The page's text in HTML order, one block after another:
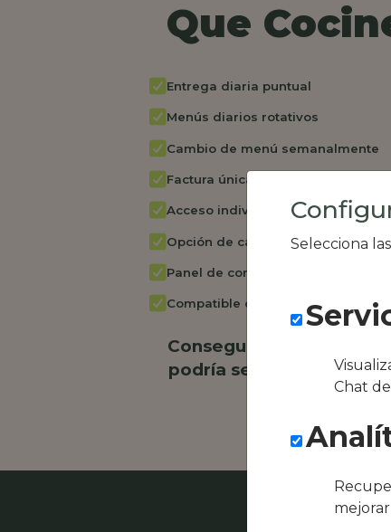
Que
Entrega diaria puntual
Menús diarios rotativos
Cambio de menú semanalmente
Factura única
Acceso individual empleados
Opción de catering
Panel de control RR.HH
Compatible con equipos híbridos
Conseguimos la oferta
podría ser Nomada
Selecciona
Chat